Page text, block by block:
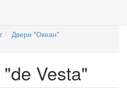
Двери "Океан"
Vesta"